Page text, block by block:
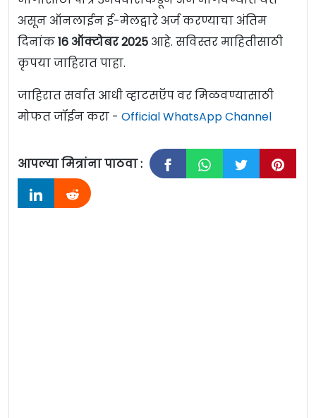
असून ऑनलाईन ई-मेलद्वारे अर्ज करण्याचा अंतिम
दिनांक16 ऑक्टोबर2025 आहे. सविस्तर माहितीसाठी
कृपया जाहिरात पाहा.
जाहिरात सर्वात आधी व्हाटसऍप वर मिळवण्यासाठी
मोफत जॉईन करा - Official WhatsApp Channel
आपल्या मित्रांना पाठवा :